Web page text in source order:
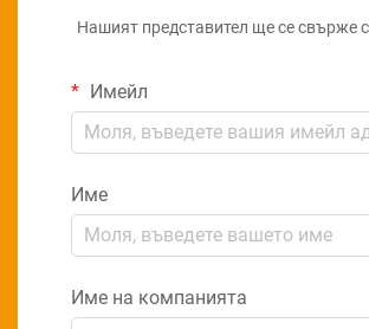
Нашият представител ще се свърже
Имейл
Име
Име на компанията